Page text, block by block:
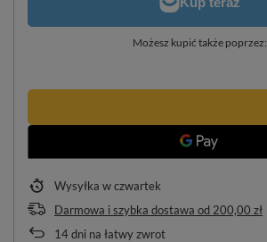
Możesz kupić także poprzez:
Wysyłka w czwartek
Darmowa i szybka dostawa od 200,00 zł
14dni na łatwy zwrot